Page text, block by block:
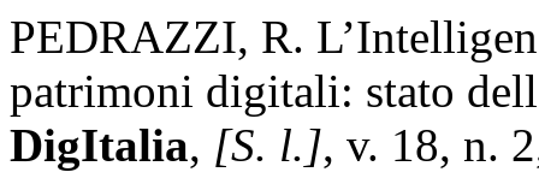
PEDRAZZI, R.
patrimoni digitali: stato
DigItalia, [S. l.], v. 18, n.